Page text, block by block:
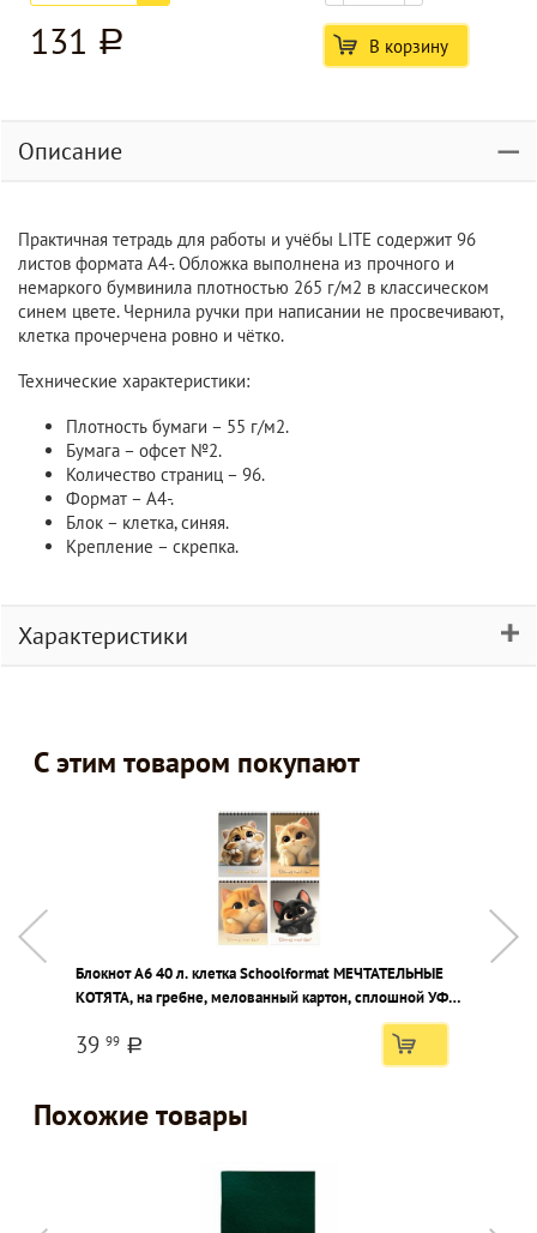
131 a В корзину
Описание
Практичная тетрадь для работы и учёбы LITE содержит 96
листов формата A4-. Обложка выполнена из прочного и
немаркого бумвинила плотностью 265 г/м2 в классическом
синем цвете. Чернила ручки при написании не просвечивают,
клетка прочерчена ровно и чётко.
Технические характеристики:
Плотность бумаги – 55 г/м2.
Бумага – офсет №2.
Количество страниц – 96.
Формат – А4-.
Блок – клетка, синяя.
Крепление – скрепка.
Характеристики
С этим товаром покупают
Блокнот А6 40 л. клетка Schoolformat МЕЧТАТЕЛЬНЫЕ
КОТЯТА, на гребне, мелованный картон, сплошной УФ-
39 99 a
Похожие товары